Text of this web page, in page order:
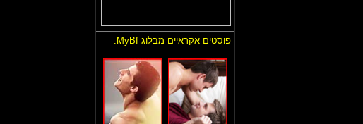
פוסטים אקראיים מבלוג MyBf: